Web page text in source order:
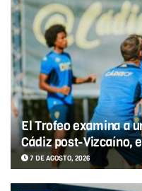
El Trofeo examina a
Cádiz post-Vizcaíno,
7 DE AGOSTO, 2026